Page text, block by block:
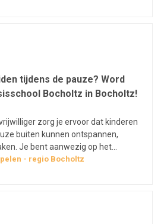
aanwezigheid draag je bij aan een
tijdens de pauze? Word
Bocholtz in Bocholtz!
buiten kunnen ontspannen,
Je bent aanwezig op het
en stimuleert leuk en veilig
aanwezigheid draag je bij aan een
regio Bocholtz